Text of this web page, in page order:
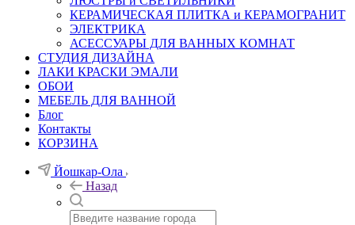
КЕРАМИЧЕСКАЯ ПЛИТКА и КЕРАМОГРАНИТ
ЭЛЕКТРИКА
АСЕССУАРЫ ДЛЯ ВАННЫХ КОМНАТ
СТУДИЯ ДИЗАЙНА
ЛАКИ КРАСКИ ЭМАЛИ
ОБОИ
МЕБЕЛЬ ДЛЯ ВАННОЙ
Блог
Контакты
КОРЗИНА
Йошкар-Ола
Назад